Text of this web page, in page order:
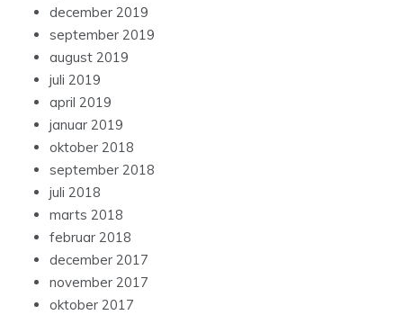
december 2019
september 2019
august 2019
juli 2019
april 2019
januar 2019
oktober 2018
september 2018
juli 2018
marts 2018
februar 2018
december 2017
november 2017
oktober 2017